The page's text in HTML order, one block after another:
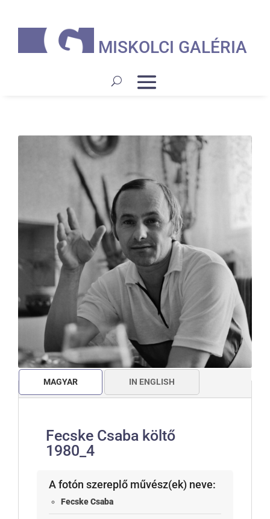
MISKOLCI GALÉRIA
MAGYAR IN ENGLISH
Fecske Csaba költő
1980_4
A fotón szereplő művész(ek) neve:
Fecske Csaba